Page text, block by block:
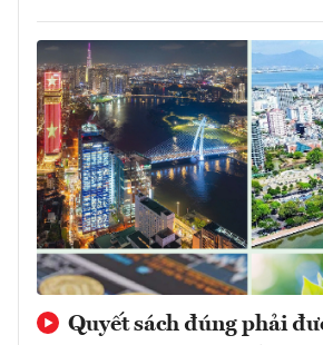
Quyết sách đúng phải